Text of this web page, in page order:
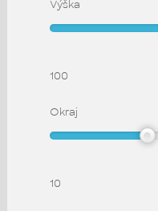
Výška
100
Okraj
10